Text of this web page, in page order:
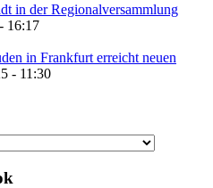
in der Regionalversammlung
16:17
in Frankfurt erreicht neuen
- 11:30